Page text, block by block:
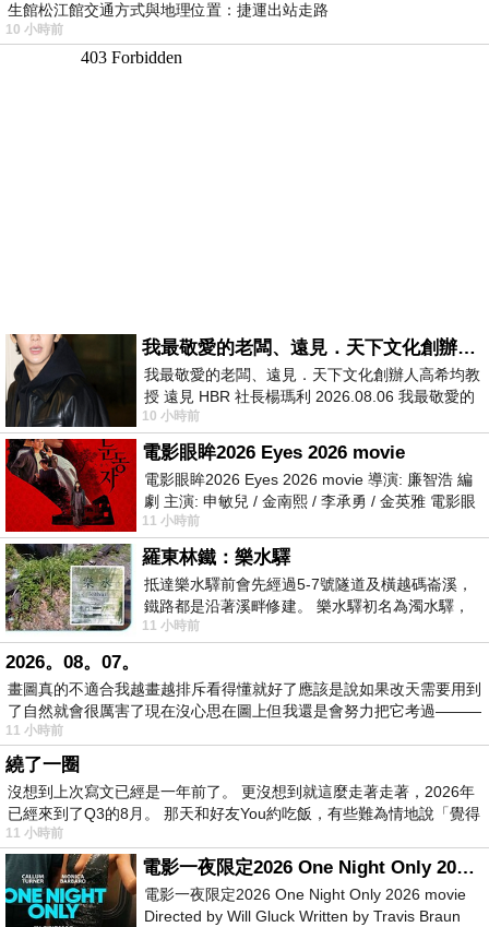
生館松江館交通方式與地理位置：捷運出站走路
10 小時前
我最敬愛的老闆、遠見．天下文化創辦人高希均教授
我最敬愛的老闆、遠見．天下文化創辦人高希均教
授 遠見 HBR 社長楊瑪利 2026.08.06 我最敬愛的
老闆、遠見．天下文化創辦人高希均教
10 小時前
電影眼眸2026 Eyes 2026 movie
電影眼眸2026 Eyes 2026 movie 導演: 廉智浩 編
劇 主演: 申敏兒 / 金南熙 / 李承勇 / 金英雅 電影眼
眸2026描述攝影師徐珍因遺
11 小時前
羅東林鐵：樂水驛
抵達樂水驛前會先經過5-7號隧道及橫越碼崙溪，
鐵路都是沿著溪畔修建。 樂水驛初名為濁水驛，
但因與臺鐵集集線車站同名，於1953
11 小時前
2026。08。07。
畫圖真的不適合我越畫越排斥看得懂就好了應該是說如果改天需要用到
了自然就會很厲害了現在沒心思在圖上但我還是會努力把它考過———
11 小時前
繞了一圈
沒想到上次寫文已經是一年前了。 更沒想到就這麼走著走著，2026年
已經來到了Q3的8月。 那天和好友You約吃飯，有些難為情地說「覺得
11 小時前
電影一夜限定2026 One Night Only 2026 movie
電影一夜限定2026 One Night Only 2026 movie
Directed by Will Gluck Written by Travis Braun